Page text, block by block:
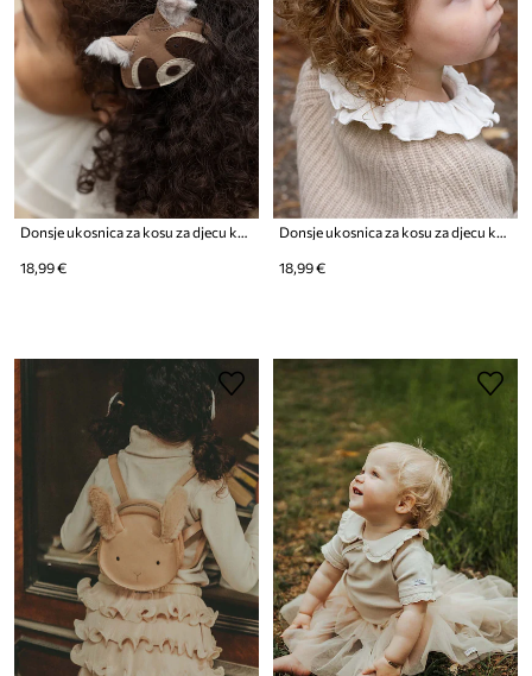
Donsje ukosnica za kosu za djecu kožna Josy Exclusive Hairclip Raccoon
18,99 €
Donsje ukosnica za kosu za djecu kožna Josy Exclusive Hairclip Mouse
18,99 €